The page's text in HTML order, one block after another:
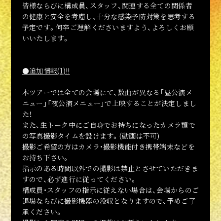
皆様ならびに構成員、スタッフ、関連する全ての関係者
の健康と安全を考慮し、十分な感染予防対策を思考する
予定です。何卒ご理解くださいますよう、よろしくお願
いいたします。
●追加情報(1)!!
本ツアーでは全ての会場にて、数曲が異なる「昼公演メ
ニュー」「夜公演メニュー」で上映することが決定しまし
た！
また、生トーク中にご自身でお持ちになったカメラ類で
の写真撮影タイムを設けます。(動画は不可)
撮影ご希望の方はカメラ・撮影機能付き携帯端末などを
お持ち下さい。
指示のある時間以外での撮影は禁止とさせていただきま
すので、必ず進行に従ってください。
構成員・スタッフの指示に従えない場合は、会場からのご
退場ならびに撮影機器の没収となりますので、予めご了
承ください。